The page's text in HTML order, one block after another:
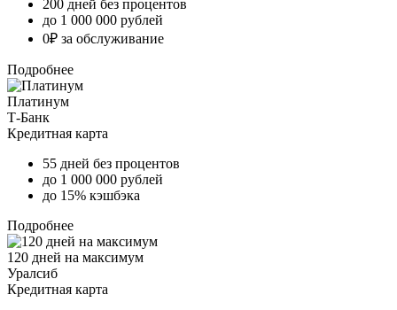
200 дней без процентов
до 1 000 000 рублей
0₽ за обслуживание
Подробнее
Платинум
Т-Банк
Кредитная карта
55 дней без процентов
до 1 000 000 рублей
до 15% кэшбэка
Подробнее
120 дней на максимум
Уралсиб
Кредитная карта